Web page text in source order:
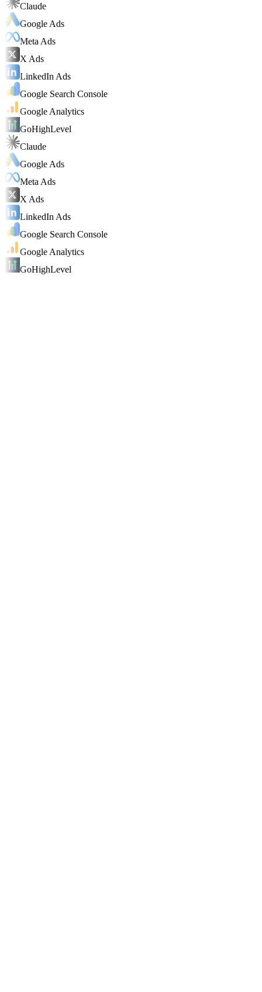
Claude
Google Ads
Meta Ads
X Ads
LinkedIn Ads
Google Search Console
Google Analytics
GoHighLevel
Claude
Google Ads
Meta Ads
X Ads
LinkedIn Ads
Google Search Console
Google Analytics
GoHighLevel